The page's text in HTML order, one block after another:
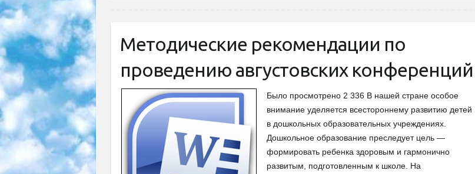
Методические рекомендации по
проведению августовских конференций
Было просмотрено 2 336 В нашей стране особое
внимание уделяется всестороннему развитию детей
в дошкольных образовательных учреждениях.
Дошкольное образование преследует цель —
формировать ребенка здоровым и гармонично
развитым, подготовленным к школе. На